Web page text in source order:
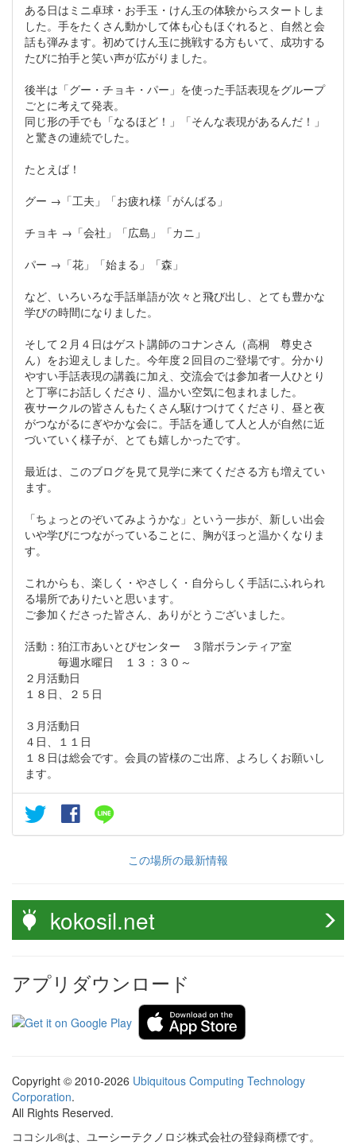
ある日はミニ卓球・お手玉・けん玉の体験からスタートしま
した。手をたくさん動かして体も心もほぐれると、自然と会
話も弾みます。初めてけん玉に挑戦する方もいて、成功する
たびに拍手と笑い声が広がりました。
後半は「グー・チョキ・パー」を使った手話表現をグループ
ごとに考えて発表。
同じ形の手でも「なるほど！」「そんな表現があるんだ！」
と驚きの連続でした。
たとえば！
グー →「工夫」「お疲れ様「がんばる」
チョキ →「会社」「広島」「カニ」
パー →「花」「始まる」「森」
など、いろいろな手話単語が次々と飛び出し、とても豊かな
学びの時間になりました。
そして２月４日はゲスト講師のコナンさん（高桐 尊史さ
ん）をお迎えしました。今年度２回目のご登場です。分かり
やすい手話表現の講義に加え、交流会では参加者一人ひとり
と丁寧にお話しくださり、温かい空気に包まれました。
夜サークルの皆さんもたくさん駆けつけてくださり、昼と夜
がつながるにぎやかな会に。手話を通して人と人が自然に近
づいていく様子が、とても嬉しかったです。
最近は、このブログを見て見学に来てくださる方も増えてい
ます。
「ちょっとのぞいてみようかな」という一歩が、新しい出会
いや学びにつながっていることに、胸がほっと温かくなりま
す。
これからも、楽しく・やさしく・自分らしく手話にふれられ
る場所でありたいと思います。
ご参加くださった皆さん、ありがとうございました。
活動：狛江市あいとぴセンター ３階ボランティア室
毎週水曜日 １３：３０～
２月活動日
１８日、２５日
３月活動日
４日、１１日
１８日は総会です。会員の皆様のご出席、よろしくお願いし
ます。
この場所の最新情報
kokosil.net
アプリダウンロード
Copyright © 2010-2026 Ubiquitous Computing Technology
Corporation.
All Rights Reserved.
ココシル®は、ユーシーテクノロジ株式会社の登録商標です。